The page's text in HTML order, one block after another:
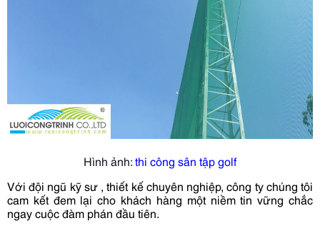
Hình ảnh:thi công sân tập golf
Với đội ngũ kỹ sư , thiết kế chuyên nghiệp, công ty chúng tôi
cam kết đem lại cho khách hàng một niềm tin vững chắc
ngay cuộc đàm phán đầu tiên.